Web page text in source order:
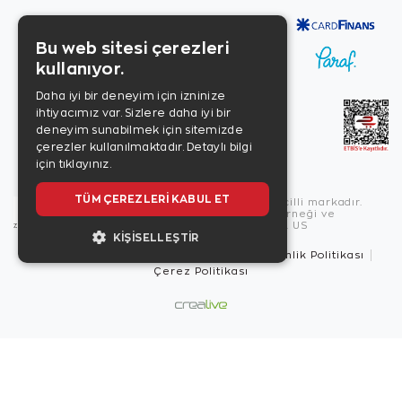
Copyright © 2026, Zen Diamond tescilli markadır.
Zen Diamond Birleşmiş Markalar Derneği ve
Turquality Destek Programı üyesidir. US
Güvenlik Politikası
Çerez Politikası
Bu web sitesi çerezleri
kullanıyor.
Daha iyi bir deneyim için izninize
ihtiyacımız var. Sizlere daha iyi bir
deneyim sunabilmek için sitemizde
çerezler kullanılmaktadır. Detaylı bilgi
için tıklayınız.
TÜM ÇEREZLERI KABUL ET
KIŞISELLEŞTIR